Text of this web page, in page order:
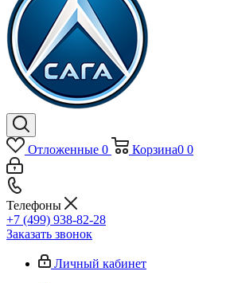
Отложенные 0 Корзина0 0
Телефоны
+7 (499) 938-82-28
Заказать звонок
Личный кабинет